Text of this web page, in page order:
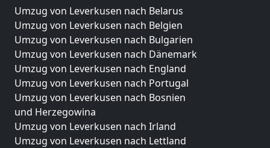
Umzug von Leverkusen nach Belarus
Umzug von Leverkusen nach Belgien
Umzug von Leverkusen nach Bulgarien
Umzug von Leverkusen nach Dänemark
Umzug von Leverkusen nach England
Umzug von Leverkusen nach Portugal
Umzug von Leverkusen nach Bosnien
und Herzegowina
Umzug von Leverkusen nach Irland
Umzug von Leverkusen nach Lettland